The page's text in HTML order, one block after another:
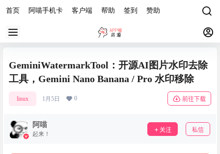
首页 阿喵手机卡 客户端 帮助 签到 赞助
GeminiWatermarkTool：开源AI图片水印去除
工具，Gemini Nano Banana / Pro 水印移除
linux 1月5日 0 前往下载
阿喵
起来！
关注 私信